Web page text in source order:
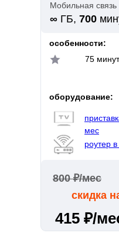
Мобильная связь
∞ ГБ, 700
415 ₽/
75
мес
роутер
оборудование:
особенности:
800 ₽/мес
скидка